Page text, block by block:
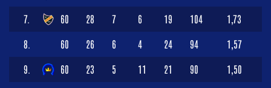
7. 60 28 7 6 19 104 1,73
8. 60 26 6 4 24 94 1,57
9. 60 23 5 11 21 90 1,50